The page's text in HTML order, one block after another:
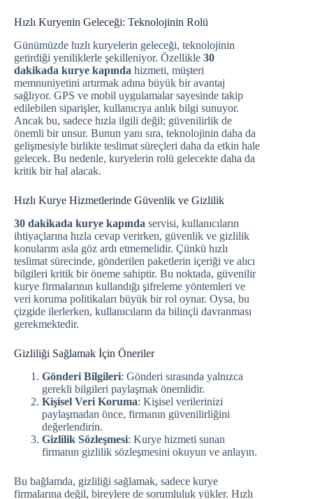
Hızlı Kuryenin Geleceği: Teknolojinin Rolü
Günümüzde hızlı kuryelerin geleceği, teknolojinin
getirdiği yeniliklerle şekilleniyor. Özellikle 30
dakikada kurye kapında hizmeti, müşteri
memnuniyetini artırmak adına büyük bir avantaj
sağlıyor. GPS ve mobil uygulamalar sayesinde takip
edilebilen siparişler, kullanıcıya anlık bilgi sunuyor.
Ancak bu, sadece hızla ilgili değil; güvenilirlik de
önemli bir unsur. Bunun yanı sıra, teknolojinin daha da
gelişmesiyle birlikte teslimat süreçleri daha da etkin hale
gelecek. Bu nedenle, kuryelerin rolü gelecekte daha da
kritik bir hal alacak.
Hızlı Kurye Hizmetlerinde Güvenlik ve Gizlilik
30 dakikada kurye kapında servisi, kullanıcıların
ihtiyaçlarına hızla cevap verirken, güvenlik ve gizlilik
konularını asla göz ardı etmemelidir. Çünkü hızlı
teslimat sürecinde, gönderilen paketlerin içeriği ve alıcı
bilgileri kritik bir öneme sahiptir. Bu noktada, güvenilir
kurye firmalarının kullandığı şifreleme yöntemleri ve
veri koruma politikaları büyük bir rol oynar. Oysa, bu
çizgide ilerlerken, kullanıcıların da bilinçli davranması
gerekmektedir.
Gizliliği Sağlamak İçin Öneriler
Gönderi Bilgileri: Gönderi sırasında yalnızca
gerekli bilgileri paylaşmak önemlidir.
Kişisel Veri Koruma: Kişisel verilerinizi
paylaşmadan önce, firmanın güvenilirliğini
değerlendirin.
Gizlilik Sözleşmesi: Kurye hizmeti sunan
firmanın gizlilik sözleşmesini okuyun ve anlayın.
Bu bağlamda, gizliliği sağlamak, sadece kurye
firmalarına değil, bireylere de sorumluluk yükler. Hızlı